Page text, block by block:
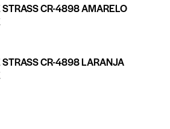
STRASS CR-4898 AMARELO
STRASS CR-4898 LARANJA